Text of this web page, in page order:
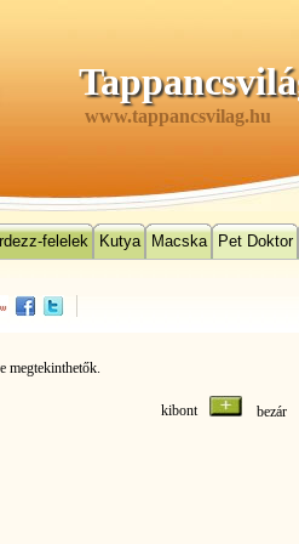
www.tappancsvilag.hu
felelek Kutya Macska Pet Doktor
megtekinthetők.
kibont